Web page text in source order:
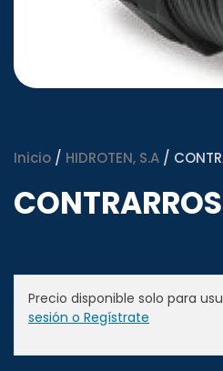
Inicio / HIDROTEN, S.A /
Precio disponible solo para
sesión o Regístrate